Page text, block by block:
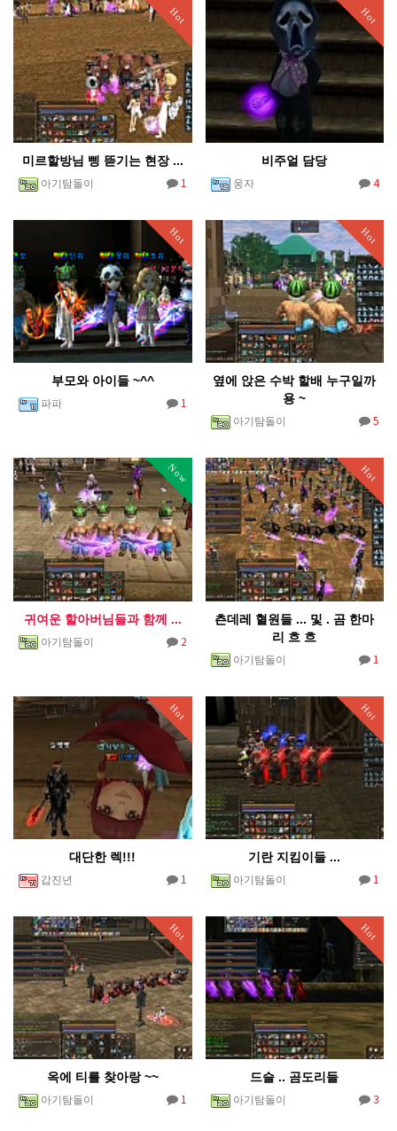
Hot
미르할방님 삥 뜯기는 현장 ...
아기탐돌이 1
Hot
비주얼 담당
웅자 4
Hot
부모와 아이들 ~^^
파파 1
Hot
옆에 앉은 수박 할배 누구일까
용 ~
아기탐돌이 5
Now
귀여운 할아버님들과 함께 ...
아기탐돌이 2
Hot
츤데레 혈원들 ... 및 . 곰 한마
리 흐 흐
아기탐돌이 1
Hot
대단한 렉!!!
갑진년 1
Hot
기란 지킴이들 ...
아기탐돌이 1
Hot
옥에 티를 찾아랑 ~~
아기탐돌이 1
Hot
드슬 .. 곰도리들
아기탐돌이 3